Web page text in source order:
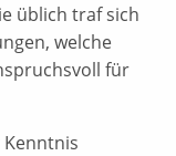
üblich traf sich
welche
für